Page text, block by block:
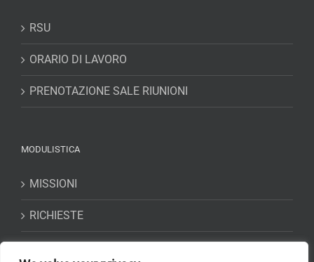
RSU
ORARIO DI LAVORO
PRENOTAZIONE SALE RIUNIONI
MODULISTICA
MISSIONI
RICHIESTE